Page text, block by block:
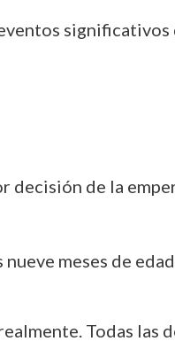
decisión de la
meses de
Todas